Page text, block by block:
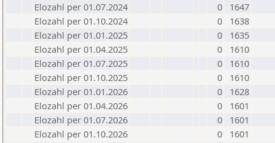
Elozahl per 01.07.2024
0
1647
Elozahl per 01.10.2024
0
1638
Elozahl per 01.01.2025
0
1635
Elozahl per 01.04.2025
0
1610
Elozahl per 01.07.2025
0
1610
Elozahl per 01.10.2025
0
1610
Elozahl per 01.01.2026
0
1628
Elozahl per 01.04.2026
0
1601
Elozahl per 01.07.2026
0
1601
Elozahl per 01.10.2026
0 1601